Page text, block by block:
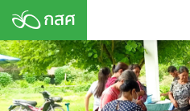
Skip
content